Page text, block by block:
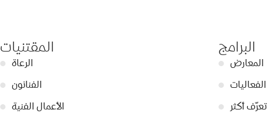
المقتنيات
● الرعاة
● الفنانون
● الأعمال الفنية
البرامج
● المعارض
● الفعاليات
●
تعرّف أكثر